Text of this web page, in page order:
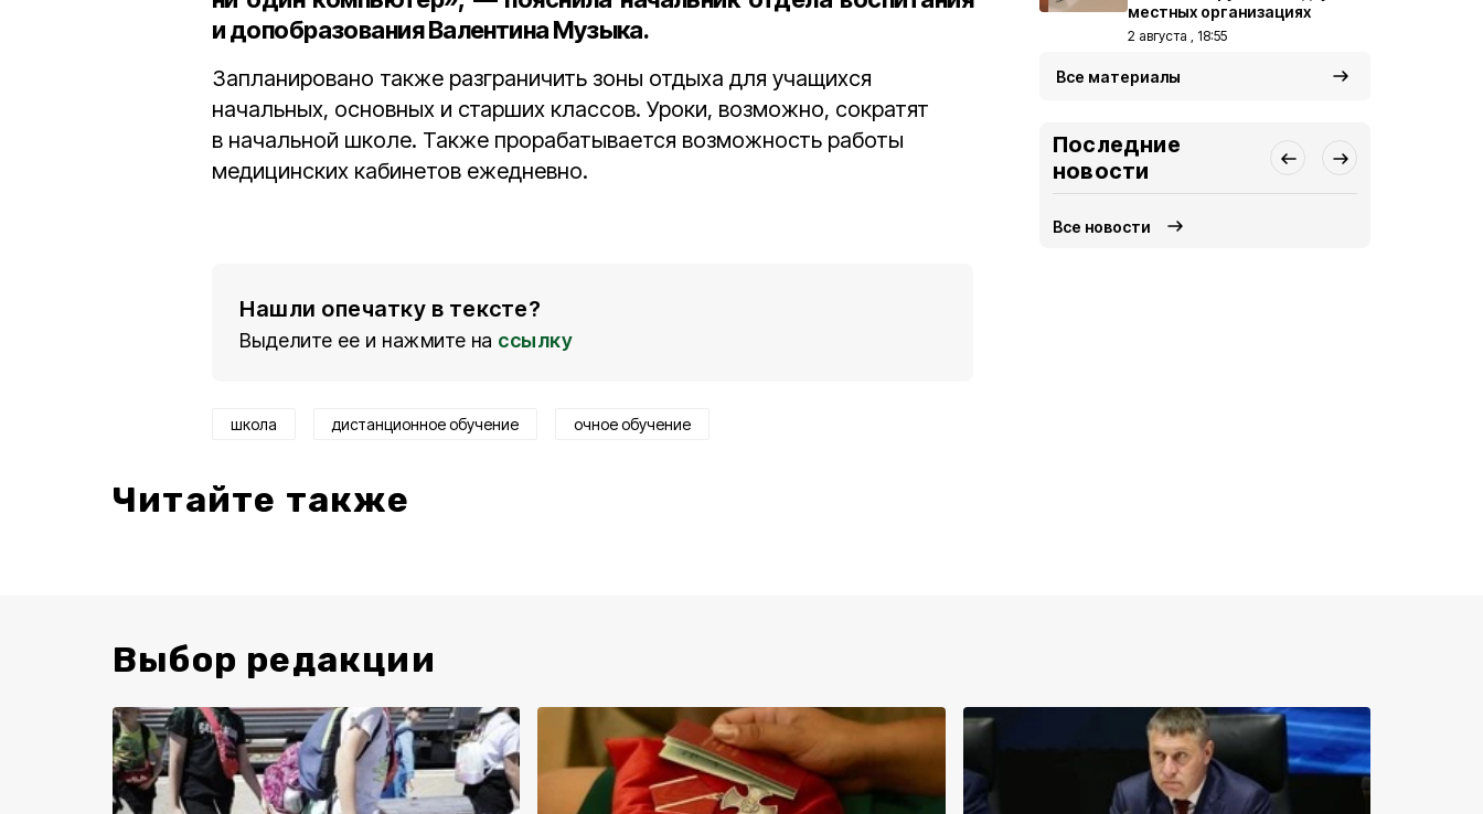
и допобразования Валентина Музыка.
Запланировано также разграничить зоны отдыха для учащихся
начальных, основных и старших классов. Уроки, возможно, сократят
в начальной школе. Также прорабатывается возможность работы
медицинских кабинетов ежедневно.
Нашли опечатку в тексте?
Выделите ее и нажмите на ссылку
школа дистанционное обучение очное обучение
Читайте также
местных организациях
2 августа , 18:55
Все материалы
Последние
новости
Все новости
Выбор редакции